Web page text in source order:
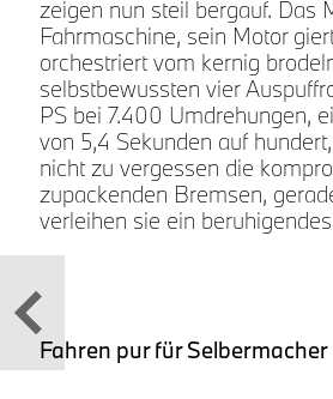
zeigen nun steil bergauf. Das
Fahrmaschine, sein Motor
orchestriert vom kernig
selbstbewussten vier
PS bei 7.400 Umdrehungen,
von 5,4 Sekunden auf
nicht zu vergessen die
zupackenden Bremsen,
verleihen sie ein
Fahren pur für Selbermacher